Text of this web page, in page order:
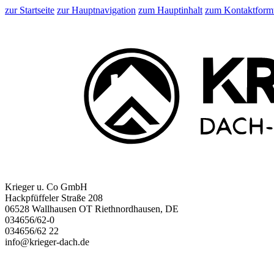
zur Startseite zur Hauptnavigation zum Hauptinhalt zum
Krieger u. Co GmbH
Hackpfüffeler Straße 208
06528 Wallhausen OT Riethnordhausen, DE
034656/62-0
034656/62 22
info@krieger-dach.de